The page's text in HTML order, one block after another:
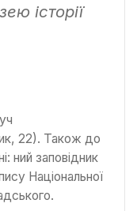
історії
22). Також до
ний заповідник
Національної